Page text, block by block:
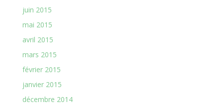
juin 2015
mai 2015
avril 2015
mars 2015
février 2015
janvier 2015
décembre 2014